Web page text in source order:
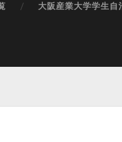
大阪産業大学学生自